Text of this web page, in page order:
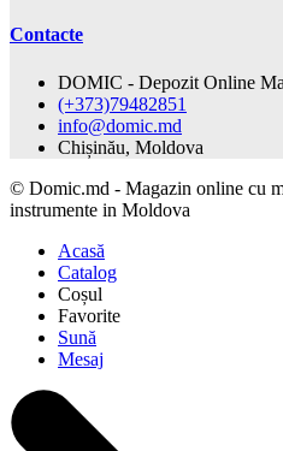
Contacte
DOMIC - Depozit Online
(+373)79482851
info@domic.md
Chișinău, Moldova
© Domic.md - Magazin online cu
instrumente in Moldova
Acasă
Catalog
Coșul
Favorite
Sună
Mesaj